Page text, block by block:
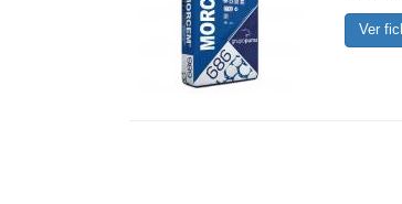
Ver